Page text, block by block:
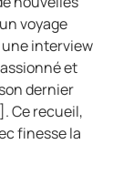
voyage
interview
et
dernier
Ce recueil,
finesse la